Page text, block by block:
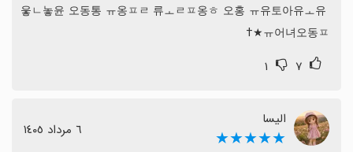
웋ㄴ놓윤 오동통 ㅠ옹ㅍㄹ 류ㅗㄹㅍ옹ㅎ 오홍 ㅠ유토아유ㅗ유
ㅠ어녀오동ㅍ★†
۷ ۱
الیسا
★★★★★ ٦ مرداد ١٤٠٥